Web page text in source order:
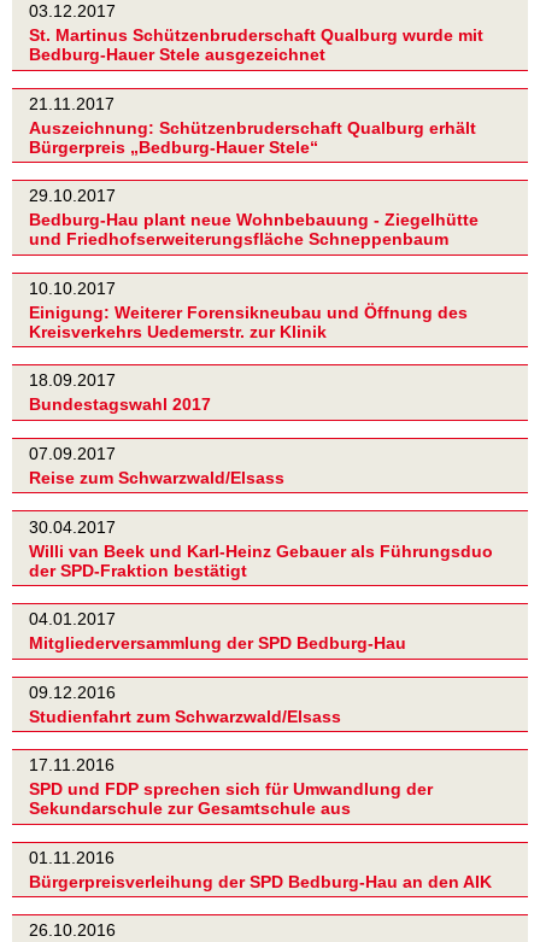
03.12.2017
St. Martinus Schützenbruderschaft Qualburg wurde mit
Bedburg-Hauer Stele ausgezeichnet
21.11.2017
Auszeichnung: Schützenbruderschaft Qualburg erhält
Bürgerpreis „Bedburg-Hauer Stele“
29.10.2017
Bedburg-Hau plant neue Wohnbebauung - Ziegelhütte
und Friedhofserweiterungsfläche Schneppenbaum
10.10.2017
Einigung: Weiterer Forensikneubau und Öffnung des
Kreisverkehrs Uedemerstr. zur Klinik
18.09.2017
Bundestagswahl 2017
07.09.2017
Reise zum Schwarzwald/Elsass
30.04.2017
Willi van Beek und Karl-Heinz Gebauer als Führungsduo
der SPD-Fraktion bestätigt
04.01.2017
Mitgliederversammlung der SPD Bedburg-Hau
09.12.2016
Studienfahrt zum Schwarzwald/Elsass
17.11.2016
SPD und FDP sprechen sich für Umwandlung der
Sekundarschule zur Gesamtschule aus
01.11.2016
Bürgerpreisverleihung der SPD Bedburg-Hau an den AIK
26.10.2016